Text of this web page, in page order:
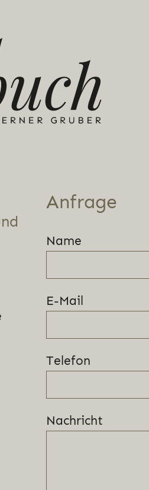
Anfrage
Name
E-Mail
Telefon
Nachricht